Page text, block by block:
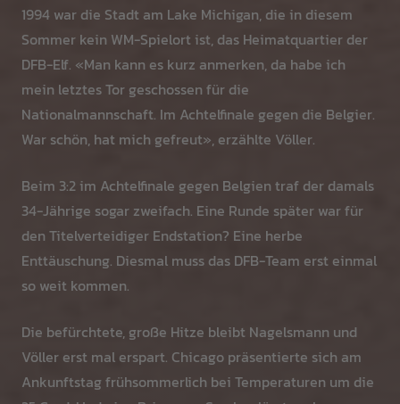
1994 war die Stadt am Lake Michigan, die in diesem
Sommer kein WM-Spielort ist, das Heimatquartier der
DFB-Elf. «Man kann es kurz anmerken, da habe ich
mein letztes Tor geschossen für die
Nationalmannschaft. Im Achtelfinale gegen die Belgier.
War schön, hat mich gefreut», erzählte Völler.
Beim 3:2 im Achtelfinale gegen Belgien traf der damals
34-Jährige sogar zweifach. Eine Runde später war für
den Titelverteidiger Endstation? Eine herbe
Enttäuschung. Diesmal muss das DFB-Team erst einmal
so weit kommen.
Die befürchtete, große Hitze bleibt Nagelsmann und
Völler erst mal erspart. Chicago präsentierte sich am
Ankunftstag frühsommerlich bei Temperaturen um die